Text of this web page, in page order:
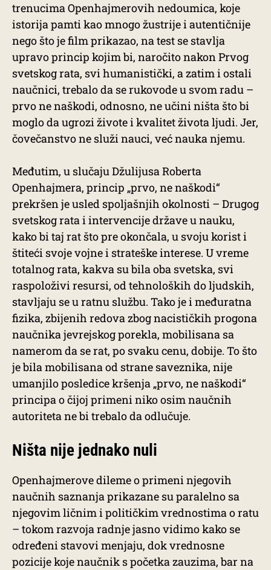
trenucima Openhajmerovih nedoumica, koje
istorija pamti kao mnogo žustrije i autentičnije
nego što je film prikazao, na test se stavlja
upravo princip kojim bi, naročito nakon Prvog
svetskog rata, svi humanistički, a zatim i ostali
naučnici, trebalo da se rukovode u svom radu –
prvo ne naškodi, odnosno, ne učini ništa što bi
moglo da ugrozi živote i kvalitet života ljudi. Jer,
čovečanstvo ne služi nauci, već nauka njemu.
Međutim, u slučaju Džulijusa Roberta
Openhajmera, princip „prvo, ne naškodi“
prekršen je usled spoljašnjih okolnosti – Drugog
svetskog rata i intervencije države u nauku,
kako bi taj rat što pre okončala, u svoju korist i
štiteći svoje vojne i strateške interese. U vreme
totalnog rata, kakva su bila oba svetska, svi
raspoloživi resursi, od tehnoloških do ljudskih,
stavljaju se u ratnu službu. Tako je i međuratna
fizika, zbijenih redova zbog nacističkih progona
naučnika jevrejskog porekla, mobilisana sa
namerom da se rat, po svaku cenu, dobije. To što
je bila mobilisana od strane saveznika, nije
umanjilo posledice kršenja „prvo, ne naškodi“
principa o čijoj primeni niko osim naučnih
autoriteta ne bi trebalo da odlučuje.
Ništa nije jednako nuli
Openhajmerove dileme o primeni njegovih
naučnih saznanja prikazane su paralelno sa
njegovim ličnim i političkim vrednostima o ratu
– tokom razvoja radnje jasno vidimo kako se
određeni stavovi menjaju, dok vrednosne
pozicije koje naučnik s početka zauzima, bar na